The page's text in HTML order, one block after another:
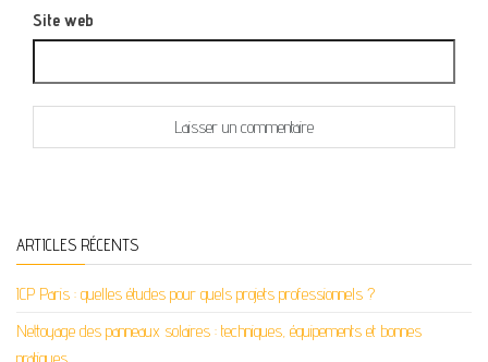
Site web
ARTICLES RÉCENTS
ICP Paris : quelles études pour quels projets professionnels ?
Nettoyage des panneaux solaires : techniques, équipements et bonnes